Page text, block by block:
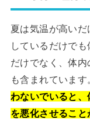
夏は気温が高い
しているだけで
だけでなく、体
も含まれています
わないでいると
を悪化させること